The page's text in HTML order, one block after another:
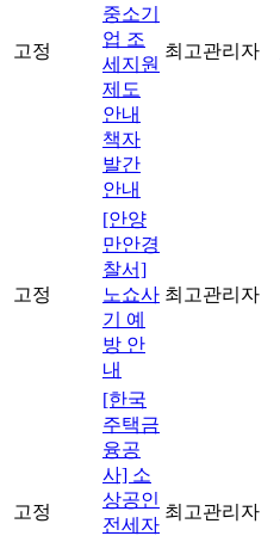
고정
중소기
업 조
세지원
제도
안내
책자
발간
안내
최고관리자
고정
[안양
만안경
찰서]
노쇼사
기 예
방 안
내
최고관리자
고정
[한국
주택금
융공
사] 소
상공인
전세자
최고관리자